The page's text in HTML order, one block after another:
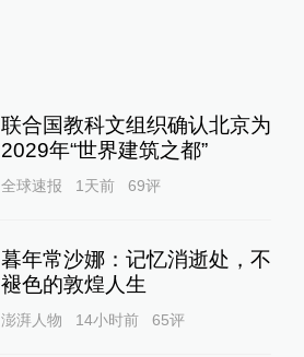
联合国教科文组织确认北京为
2029年“世界建筑之都”
全球速报 1天前 69评
暮年常沙娜：记忆消逝处，不
褪色的敦煌人生
澎湃人物 14小时前 65评